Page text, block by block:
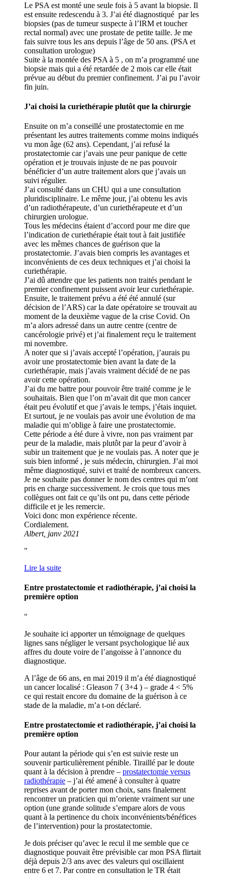
Le PSA est monté une seule fois à 5 avant la biopsie. Il
est ensuite redescendu à 3. J’ai été diagnostiqué par les
biopsies (pas de tumeur suspecte à l’IRM et toucher
rectal normal) avec une prostate de petite taille. Je me
fais suivre tous les ans depuis l’âge de 50 ans. (PSA et
consultation urologue)
Suite à la montée des PSA à 5 , on m’a programmé une
biopsie mais qui a été retardée de 2 mois car elle était
prévue au début du premier confinement. J’ai pu l’avoir
fin juin.
J’ai choisi la curiethérapie plutôt que la chirurgie
Ensuite on m’a conseillé une prostatectomie en me
présentant les autres traitements comme moins indiqués
vu mon âge (62 ans). Cependant, j’ai refusé la
prostatectomie car j’avais une peur panique de cette
opération et je trouvais injuste de ne pas pouvoir
bénéficier d’un autre traitement alors que j’avais un
suivi régulier.
J’ai consulté dans un CHU qui a une consultation
pluridisciplinaire. Le même jour, j’ai obtenu les avis
d’un radiothérapeute, d’un curiethérapeute et d’un
chirurgien urologue.
Tous les médecins étaient d’accord pour me dire que
l’indication de curiethérapie était tout à fait justifiée
avec les mêmes chances de guérison que la
prostatectomie. J’avais bien compris les avantages et
inconvénients de ces deux techniques et j’ai choisi la
curiethérapie.
J’ai dû attendre que les patients non traités pendant le
premier confinement puissent avoir leur curiethérapie.
Ensuite, le traitement prévu a été été annulé (sur
décision de l’ARS) car la date opératoire se trouvait au
moment de la deuxième vague de la crise Covid. On
m’a alors adressé dans un autre centre (centre de
cancérologie privé) et j’ai finalement reçu le traitement
mi novembre.
A noter que si j’avais accepté l’opération, j’aurais pu
avoir une prostatectomie bien avant la date de la
curiethérapie, mais j’avais vraiment décidé de ne pas
avoir cette opération.
J’ai du me battre pour pouvoir être traité comme je le
souhaitais. Bien que l’on m’avait dit que mon cancer
était peu évolutif et que j’avais le temps, j’étais inquiet.
Et surtout, je ne voulais pas avoir une évolution de ma
maladie qui m’oblige à faire une prostatectomie.
Cette période a été dure à vivre, non pas vraiment par
peur de la maladie, mais plutôt par la peur d’avoir à
subir un traitement que je ne voulais pas. A noter que je
suis bien informé , je suis médecin, chirurgien. J’ai moi
même diagnostiqué, suivi et traité de nombreux cancers.
Je ne souhaite pas donner le nom des centres qui m’ont
pris en charge successivement. Je crois que tous mes
collègues ont fait ce qu’ils ont pu, dans cette période
difficile et je les remercie.
Voici donc mon expérience récente.
Cordialement.
Albert, janv 2021
Lire la suite
Entre prostatectomie et radiothérapie, j’ai choisi la
première option
Je souhaite ici apporter un témoignage de quelques
lignes sans négliger le versant psychologique lié aux
affres du doute voire de l’angoisse à l’annonce du
diagnostique.
A l’âge de 66 ans, en mai 2019 il m’a été diagnostiqué
un cancer localisé : Gleason 7 ( 3+4 ) – grade 4 < 5%
ce qui restait encore du domaine de la guérison à ce
stade de la maladie, m’a t-on déclaré.
Entre prostatectomie et radiothérapie, j’ai choisi la
première option
Pour autant la période qui s’en est suivie reste un
souvenir particulièrement pénible. Tiraillé par le doute
quant à la décision à prendre – prostatectomie versus
radiothérapie – j’ai été amené à consulter à quatre
reprises avant de porter mon choix, sans finalement
rencontrer un praticien qui m’oriente vraiment sur une
option (une grande solitude s’empare alors de vous
quant à la pertinence du choix inconvénients/bénéfices
de l’intervention) pour la prostatectomie.
Je dois préciser qu’avec le recul il me semble que ce
diagnostique pouvait être prévisible car mon PSA flirtait
déjà depuis 2/3 ans avec des valeurs qui oscillaient
entre 6 et 7. Par contre en consultation le TR était